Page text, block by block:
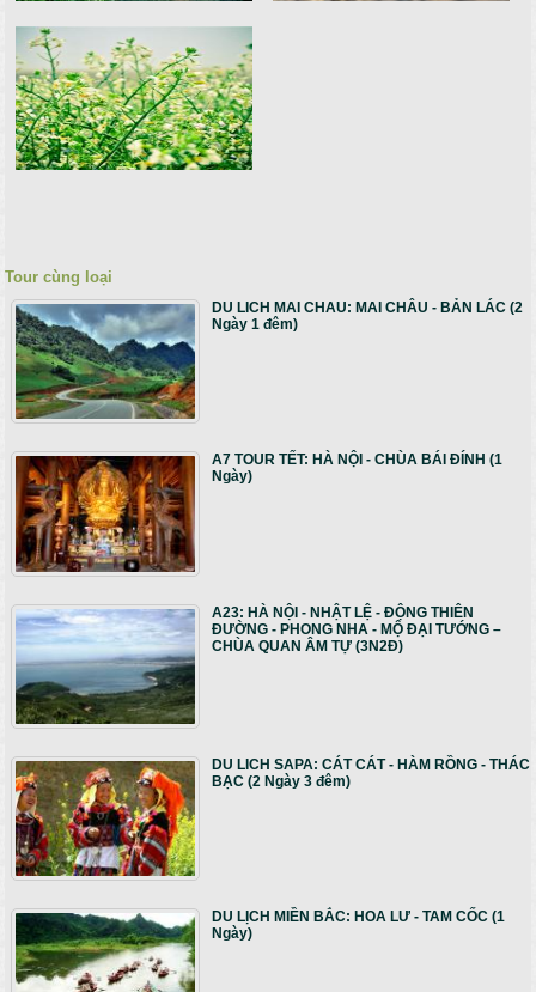
Tour cùng loại
DU LICH MAI CHAU: MAI CHÂU - BẢN LÁC (2
Ngày 1 đêm)
A7 TOUR TẾT: HÀ NỘI - CHÙA BÁI ĐÍNH (1
Ngày)
A23: HÀ NỘI - NHẬT LỆ - ĐỘNG THIÊN
ĐƯỜNG - PHONG NHA - MỘ ĐẠI TƯỚNG –
CHÙA QUAN ÂM TỰ (3N2Đ)
DU LICH SAPA: CÁT CÁT - HÀM RỒNG - THÁC
BẠC (2 Ngày 3 đêm)
DU LỊCH MIỀN BẮC: HOA LƯ - TAM CỐC (1
Ngày)